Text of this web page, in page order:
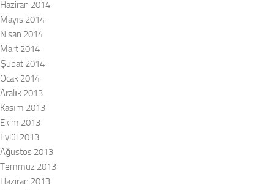
Haziran 2014
Mayıs 2014
Nisan 2014
Mart 2014
Şubat 2014
Ocak 2014
Aralık 2013
Kasım 2013
Ekim 2013
Eylül 2013
Ağustos 2013
Temmuz 2013
Haziran 2013